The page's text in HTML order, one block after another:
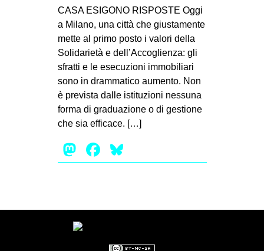
CASA ESIGONO RISPOSTE Oggi
a Milano, una città che giustamente
mette al primo posto i valori della
Solidarietà e dell’Accoglienza: gli
sfratti e le esecuzioni immobiliari
sono in drammatico aumento. Non
è prevista dalle istituzioni nessuna
forma di graduazione o di gestione
che sia efficace. […]
Mastodon
Facebook